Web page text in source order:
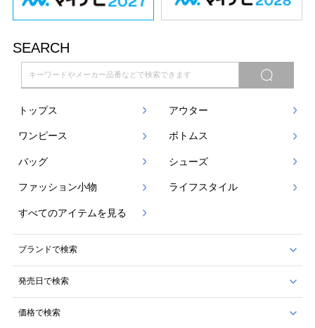
SEARCH
トップス アウター
ワンピース ボトムス
バッグ シューズ
ファッション小物 ライフスタイル
すべてのアイテムを見る
ブランドで検索
発売日で検索
価格で検索